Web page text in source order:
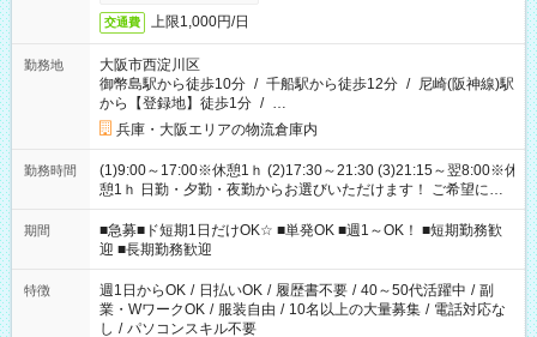
交通費 上限1,000円/日
勤務地
大阪市西淀川区
御幣島駅から徒歩10分 / 千船駅から徒歩12分 / 尼崎(阪神線)駅
から【登録地】徒歩1分 / …
兵庫・大阪エリアの物流倉庫内
勤務時間
(1)9:00～17:00※休憩1ｈ (2)17:30～21:30 (3)21:15～翌8:00※休
憩1ｈ 日勤・夕勤・夜勤からお選びいただけます！ ご希望に合
わせて働けるお仕事です(*^^*) 【その他選べる勤務時間】 8-17
時/9-17時/9-18時/10-18時/11-21時/18-22時/20-翌4時/21-翌5
時/22-翌6時/0-翌8時 ご自身のご都合で選んで頂ける完全自由シ
フト！
期間
■急募■ド短期1日だけOK☆ ■単発OK ■週1～OK！ ■短期勤務歓
迎 ■長期勤務歓迎
特徴 週1日からOK / 日払いOK / 履歴書不要 / 40～50代活躍中 / 副
業・WワークOK / 服装自由 / 10名以上の大量募集 / 電話対応な
し / パソコンスキル不要